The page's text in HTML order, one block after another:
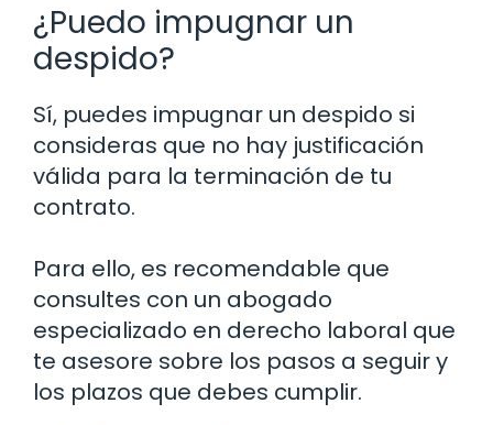
¿Puedo impugnar un
despido?
Sí, puedes impugnar un despido si
consideras que no hay justificación
válida para la terminación de tu
contrato.
Para ello, es recomendable que
consultes con un abogado
especializado en derecho laboral que
te asesore sobre los pasos a seguir y
los plazos que debes cumplir.